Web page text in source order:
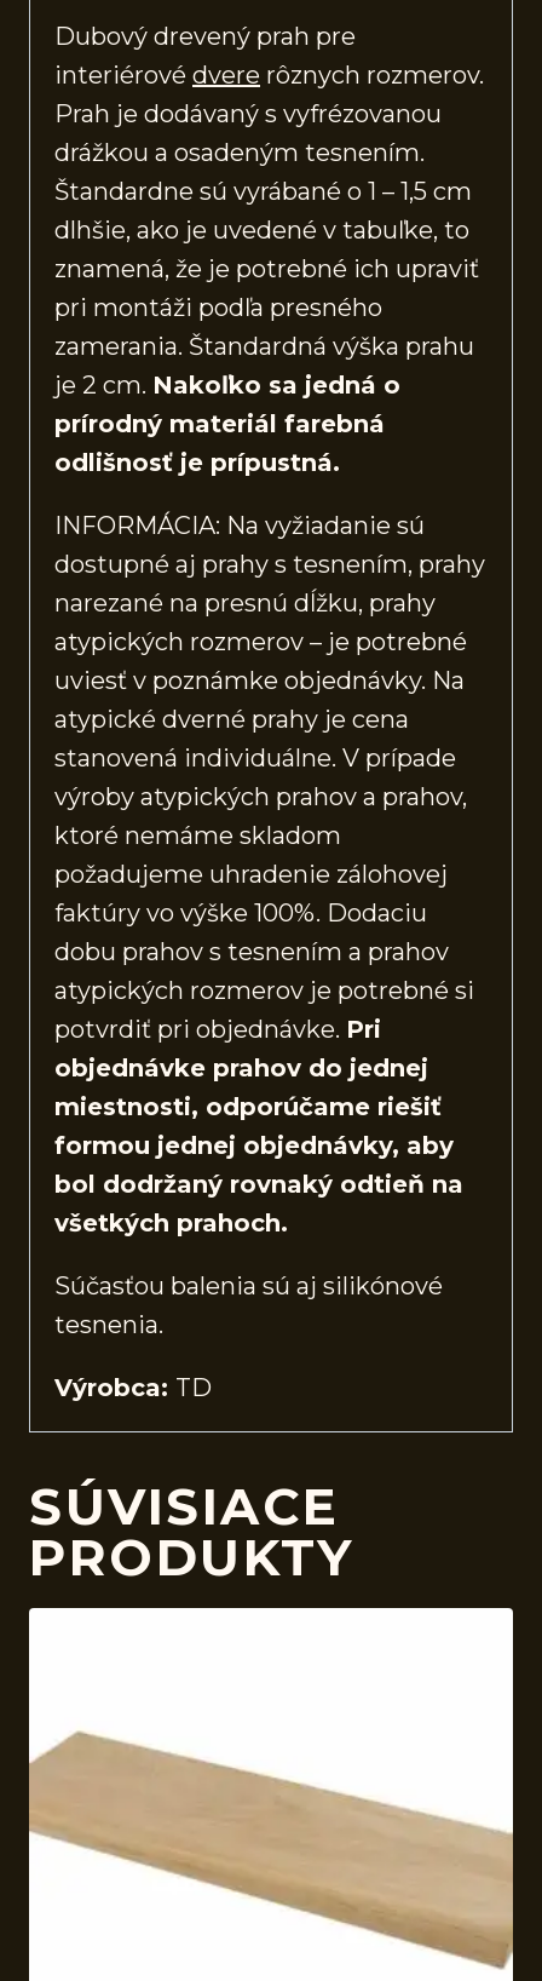
Dubový drevený prah pre
interiérové dvere rôznych rozmerov.
Prah je dodávaný s vyfrézovanou
drážkou a osadeným tesnením.
Štandardne sú vyrábané o 1 – 1,5 cm
dlhšie, ako je uvedené v tabuľke, to
znamená, že je potrebné ich upraviť
pri montáži podľa presného
zamerania. Štandardná výška prahu
je 2 cm. Nakoľko sa jedná o
prírodný materiál farebná
odlišnosť je prípustná.
INFORMÁCIA: Na vyžiadanie sú
dostupné aj prahy s tesnením, prahy
narezané na presnú dĺžku, prahy
atypických rozmerov – je potrebné
uviesť v poznámke objednávky. Na
atypické dverné prahy je cena
stanovená individuálne. V prípade
výroby atypických prahov a prahov,
ktoré nemáme skladom
požadujeme uhradenie zálohovej
faktúry vo výške 100%. Dodaciu
dobu prahov s tesnením a prahov
atypických rozmerov je potrebné si
potvrdiť pri objednávke. Pri
objednávke prahov do jednej
miestnosti, odporúčame riešiť
formou jednej objednávky, aby
bol dodržaný rovnaký odtieň na
všetkých prahoch.
Súčasťou balenia sú aj silikónové
tesnenia.
Výrobca: TD
SÚVISIACE
PRODUKTY